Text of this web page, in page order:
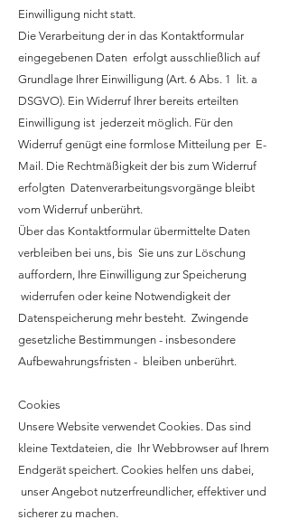
Einwilligung nicht statt.
Die Verarbeitung der in das Kontaktformular
eingegebenen Daten erfolgt ausschließlich auf
Grundlage Ihrer Einwilligung (Art. 6 Abs. 1 lit. a
DSGVO). Ein Widerruf Ihrer bereits erteilten
Einwilligung ist jederzeit möglich. Für den
Widerruf genügt eine formlose Mitteilung per E-
Mail. Die Rechtmäßigkeit der bis zum Widerruf
erfolgten Datenverarbeitungsvorgänge bleibt
vom Widerruf unberührt.
Über das Kontaktformular übermittelte Daten
verbleiben bei uns, bis Sie uns zur Löschung
auffordern, Ihre Einwilligung zur Speicherung
widerrufen oder keine Notwendigkeit der
Datenspeicherung mehr besteht. Zwingende
gesetzliche Bestimmungen - insbesondere
Aufbewahrungsfristen - bleiben unberührt.
Cookies
Unsere Website verwendet Cookies. Das sind
kleine Textdateien, die Ihr Webbrowser auf Ihrem
Endgerät speichert. Cookies helfen uns dabei,
unser Angebot nutzerfreundlicher, effektiver und
sicherer zu machen.